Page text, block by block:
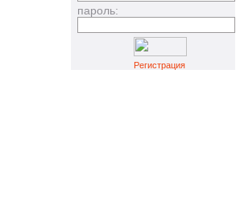
пароль:
Регистрация